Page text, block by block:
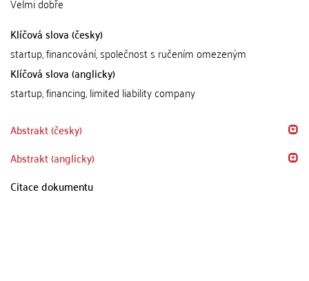
Klíčová slova (česky)
startup, financování, společnost s ručením omezeným
Klíčová slova (anglicky)
startup, financing, limited liability company
Abstrakt (česky)
Abstrakt (anglicky)
Citace dokumentu